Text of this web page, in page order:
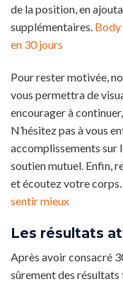
de la position, en
supplémentaires. Body
en 30 jours
Pour rester motivée,
vous permettra de
encourager à
N’hésitez pas à vous
accomplissements sur
soutien mutuel. Enfin,
et écoutez votre corps.
sentir mieux
Les résultats
Après avoir consacré
sûrement des